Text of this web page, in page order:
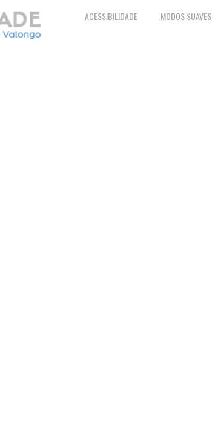
ACESSIBILIDADE MODOS SUAVES